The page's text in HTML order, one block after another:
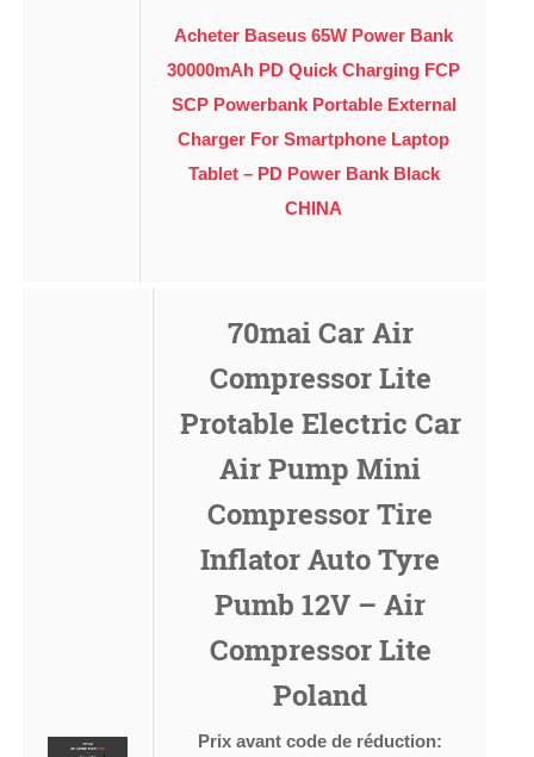
Acheter Baseus 65W Power Bank
30000mAh PD Quick Charging FCP
SCP Powerbank Portable External
Charger For Smartphone Laptop
Tablet – PD Power Bank Black
CHINA
70mai Car Air
Compressor Lite
Protable Electric Car
Air Pump Mini
Compressor Tire
Inflator Auto Tyre
Pumb 12V – Air
Compressor Lite
Poland
Prix avant code de réduction: